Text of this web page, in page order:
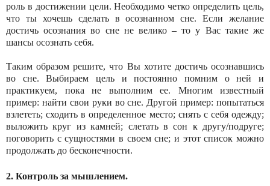
роль в достижении цели. Необходимо четко определить цель,
что ты хочешь сделать в осознанном сне. Если желание
достичь осознания во сне не велико – то у Вас такие же
шансы осознать себя.
Таким образом решите, что Вы хотите достичь осознавшись
во сне. Выбираем цель и постоянно помним о ней и
практикуем, пока не выполним ее. Многим известный
пример: найти свои руки во сне. Другой пример: попытаться
взлететь; сходить в определенное место; снять с себя одежду;
выложить круг из камней; слетать в сон к другу/подруге;
поговорить с сущностями в своем сне; и этот список можно
продолжать до бесконечности.
2. Контроль за мышлением.